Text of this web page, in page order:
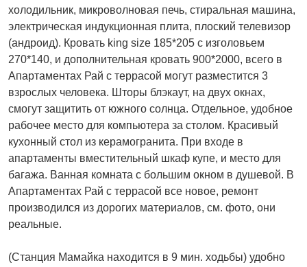
холодильник, микроволновая печь, стиральная машина,
электрическая индукционная плита, плоский телевизор
(андроид). Кровать king size 185*205 c изголовьем
270*140, и дополнительная кровать 900*2000, всего в
Апартаментах Рай с террасой могут разместится 3
взрослых человека. Шторы блэкаут, на двух окнах,
смогут защитить от южного солнца. Отдельное, удобное
рабочее место для компьютера за столом. Красивый
кухонный стол из керамогранита. При входе в
апартаменты вместительный шкаф купе, и место для
багажа. Ванная комната с большим окном в душевой. В
Апартаментах Рай с террасой все новое, ремонт
производился из дорогих материалов, см. фото, они
реальные.
(Станция Мамайка находится в 9 мин. ходьбы) удобно